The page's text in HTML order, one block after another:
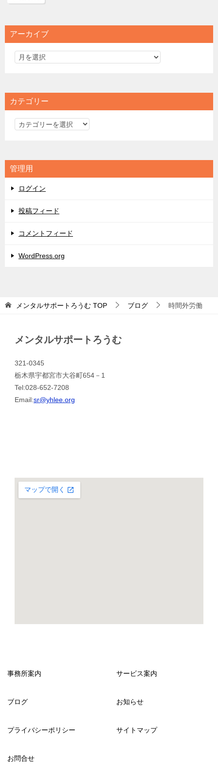
アーカイブ
カテゴリー
カ
リ
ー
管理用
ログイン
投稿フィード
コメントフィード
WordPress.org
メンタルサポートろうむ TOP ブログ 時間外労働
メンタルサポートろうむ
321-0345
栃木県宇都宮市大谷町654－1
Tel:028-652-7208
Email:sr@yhlee.org
事務所案内 サービス案内
ブログ お知らせ
プライバシーポリシー サイトマップ
お問合せ